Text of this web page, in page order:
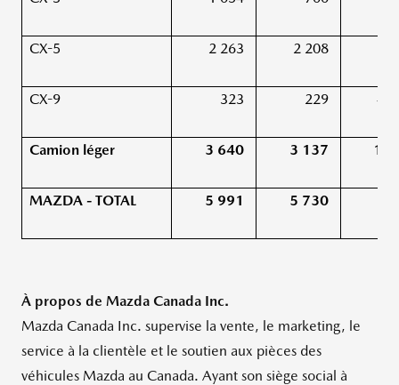
CX-5 2 263 2 208
CX-9 323 229
Camion léger 3 640 3 137
MAZDA - TOTAL 5 991 5 730
À propos de Mazda Canada Inc.
Mazda Canada Inc. supervise la vente, le marketing, le
service à la clientèle et le soutien aux pièces des
véhicules Mazda au Canada. Ayant son siège social à